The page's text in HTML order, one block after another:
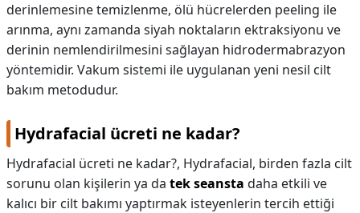
derinlemesine temizlenme, ölü hücrelerden peeling ile
arınma, aynı zamanda siyah noktaların ektraksiyonu ve
derinin nemlendirilmesini sağlayan hidrodermabrazyon
yöntemidir. Vakum sistemi ile uygulanan yeni nesil cilt
bakım metodudur.
Hydrafacial ücreti ne kadar?
Hydrafacial ücreti ne kadar?, Hydrafacial, birden fazla cilt
sorunu olan kişilerin ya da tek seansta daha etkili ve
kalıcı bir cilt bakımı yaptırmak isteyenlerin tercih ettiği